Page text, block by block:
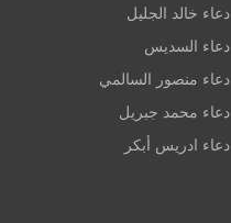
دعاء خالد الجليل
دعاء السديس
دعاء منصور السالمي
دعاء محمد جبريل
دعاء ادريس أبكر